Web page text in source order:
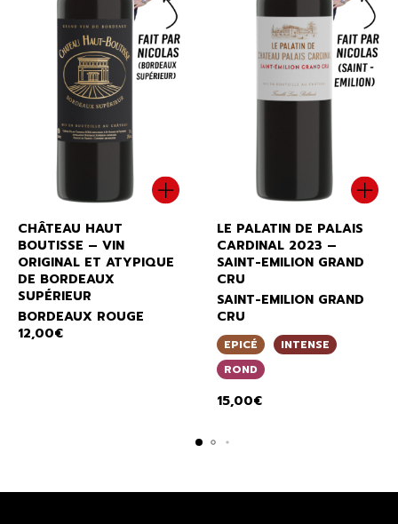
CHÂTEAU HAUT
BOUTISSE – VIN
ORIGINAL ET ATYPIQUE
DE BORDEAUX
SUPÉRIEUR
BORDEAUX ROUGE
12,00€
LE PALATIN DE PALAIS
CARDINAL 2023 –
SAINT-EMILION GRAND
CRU
SAINT-EMILION GRAND
CRU
EPICÉ
INTENSE
ROND
15,00€